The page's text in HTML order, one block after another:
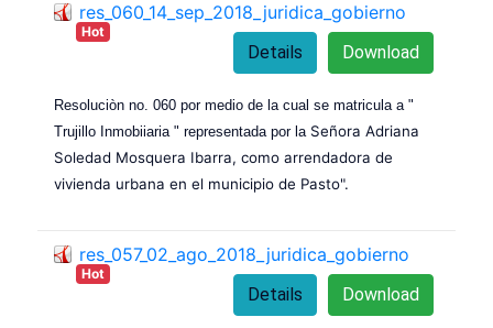
res_060_14_sep_2018_juridica_gobierno
Hot
Download
Details
Resoluciòn no. 060 por medio de la cual se matricula a "
Trujillo Inmobiiaria " representada por laSeñora Adriana
Soledad Mosquera Ibarra, como arrendadora de
vivienda urbana en el municipio de Pasto".
res_057_02_ago_2018_juridica_gobierno
Hot
Download
Details